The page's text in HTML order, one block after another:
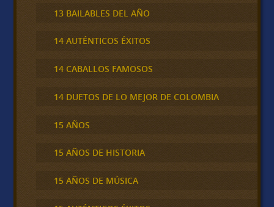
13 BAILABLES DEL AÑO
14 AUTÉNTICOS ÉXITOS
14 CABALLOS FAMOSOS
14 DUETOS DE LO MEJOR DE COLOMBIA
15 AÑOS
15 AÑOS DE HISTORIA
15 AÑOS DE MÚSICA